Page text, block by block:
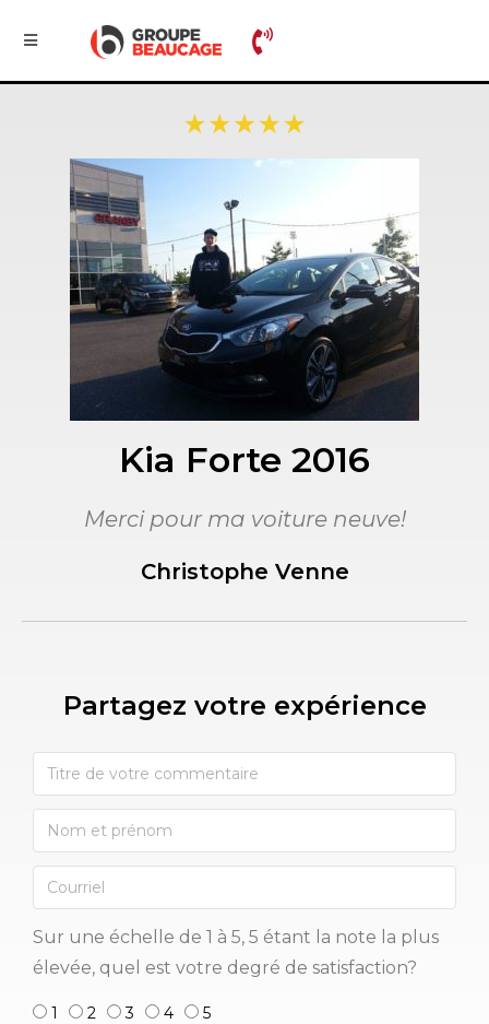
Kia Forte 2016
Merci pour ma voiture neuve!
Christophe Venne
Partagez votre expérience​
Sur une échelle de 1 à 5, 5 étant la note la plus
élevée, quel est votre degré de satisfaction?
1 2 3 4 5